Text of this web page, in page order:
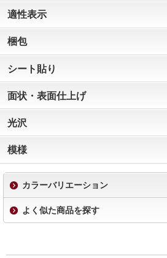
適性表示
梱包
シート貼り
面状・表面仕上げ
光沢
模様
カラーバリエーション
よく似た商品を探す